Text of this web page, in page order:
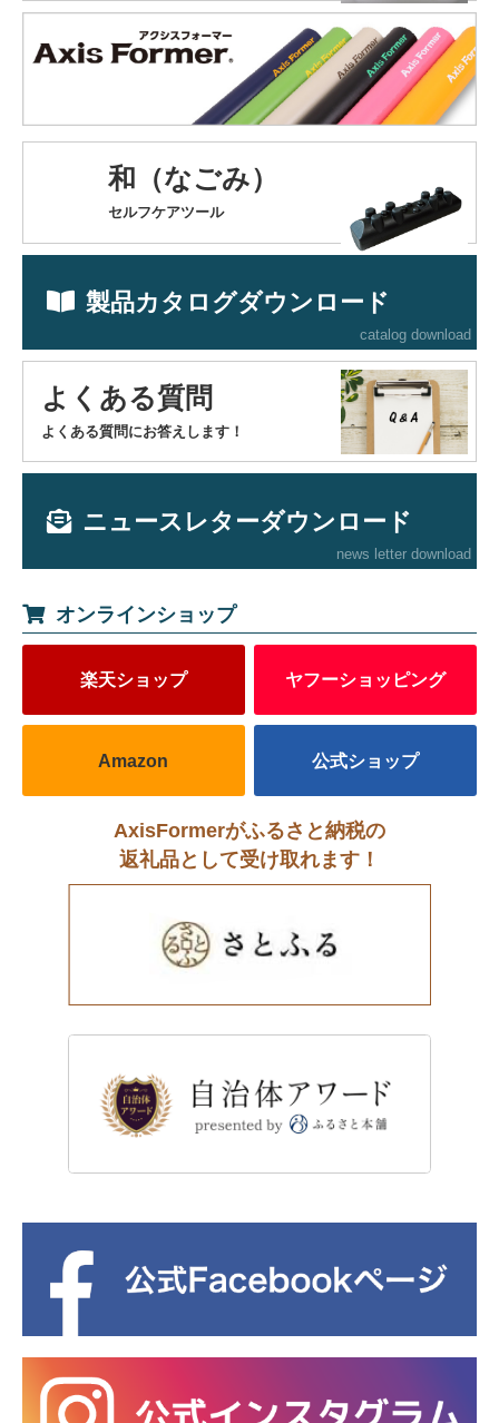
和（なごみ）
セルフケアツール
製品カタログダウンロード
catalog download
よくある質問
よくある質問にお答えします！
ニュースレターダウンロード
news letter download
オンラインショップ
楽天ショップ ヤフーショッピング
Amazon 公式ショップ
AxisFormerがふるさと納税の
返礼品として受け取れます！